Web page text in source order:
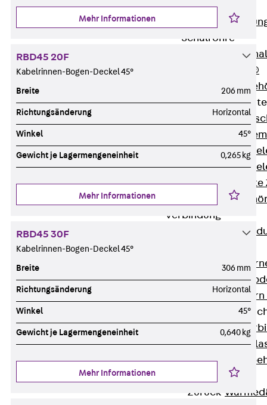
Schalung
Schalrohre
RAPIDOBAT®
Schalrohre
Zurück
Abschalelemente
Verbindung
Zurück
Querkraftdorn
Zurück
Wärmedämmung
Zurück
Mehr Informationen
RBD45 20F
Kabelrinnen-Bogen-Deckel 45°
Breite 206 mm
Richtungsänderung Horizontal
Winkel 45°
Gewicht je Lagermengeneinheit 0,265 kg
Mehr Informationen
RBD45 30F
Kabelrinnen-Bogen-Deckel 45°
Breite 306 mm
Richtungsänderung Horizontal
Winkel 45°
Gewicht je Lagermengeneinheit 0,640 kg
Mehr Informationen